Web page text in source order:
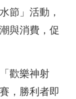
節」活動，
與消費，促
歡樂神射
，勝利者即